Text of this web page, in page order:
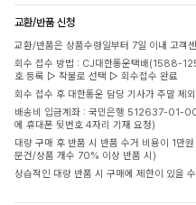
교환/반품 신청
교환/반품은 상품수령일부터 7일 이내 고객
회수 접수 방법 : CJ대한통운택배(1588-
호 등록 ▷ 착불로 선택 ▷ 회수접수 완료
회수 접수 후 대한통운 담당 기사가 주말 제
배송비 입금계좌 : 국민은행 512637-01-
에 휴대폰 뒷번호 4자리 기재 요청)
대량 구매 후 반품 시 반품 수거 비용이 1만
문건/상품 개수 70% 이상 반품 시)
상습적인 대량 반품 시 구매에 제한이 있을